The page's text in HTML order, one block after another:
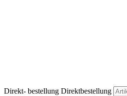
Direkt- bestellung Direktbestellung